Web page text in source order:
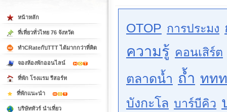
OTOP การประมง
ความรู้ คอนเสิร์ต
ตลาดน้ำ ถ้ำ ทท
บังกะโล บาร์บีคิว
หน้าหลัก
ที่เที่ยวทั่วไทย 76 จังหวัด
ทำCRateกับTTT ได้มากกว่าที่คิด
จองห้องพักออนไลน์
ที่พัก โรงแรม รีสอร์ท
ที่พักแนะนำ
บริษัททัวร์ นำเที่ยว